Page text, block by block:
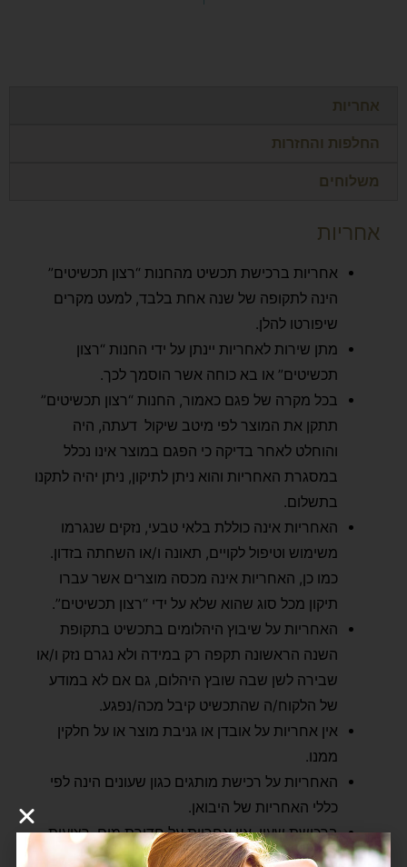
אחריות
החלפות והחזרות
משלוחים
אחריות
אחריות ברכישת תכשיט מהחנות “רצון תכשיטים”
הינה לתקופה של שנה אחת בלבד, למעט מקרים
שיפורטו להלן.
מתן שירות לאחריות יינתן על ידי החנות “רצון
תכשיטים” או בא כוחה אשר הוסמך לכך.
בכל מקרה של פגם כאמור, החנות “רצון תכשיטים”
תתקן את המוצר לפי מיטב שיקול דעתה, היה
והוחלט לאחר בדיקה כי הפגם במוצר אינו נכלל
במסגרת האחריות והוא ניתן לתיקון, ניתן יהיה לתקנו
בתשלום.
האחריות אינה כוללת בלאי טבעי, נזקים שנגרמו
משימוש וטיפול לקויים, תאונה ו/או השחתה בזדון.
כמו כן, האחריות אינה מכסה מוצרים אשר עברו
תיקון מכל סוג שהוא שלא על ידי “רצון תכשיטים”.
האחריות על שיבוץ היהלומים בתכשיט בתקופת
השנה הראשונה תקפה רק במידה ולא נגרם נזק ו/או
שבירה לשן שבה שובץ היהלום, גם אם לא במודע
של הלקוח/ה שהתכשיט קיבל מכה/נפגע.
אין אחריות על אובדן או גניבת מוצר או על חלקין
ממנו.
האחריות על רכישת מותגים כגון שעונים הינה לפי
כללי האחריות של היבואן.
ברכישת שעון, אין אחריות על חדירת מים, רצועות,
זכוכיות, ציפויי מתכת/קרמיקה/זהב ושאר חלקים